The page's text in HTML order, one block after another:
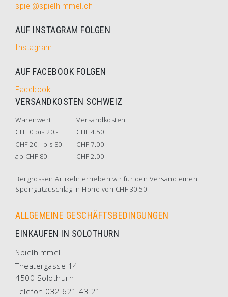
spiel@spielhimmel.ch
AUF INSTAGRAM FOLGEN
Instagram
AUF FACEBOOK FOLGEN
Facebook
VERSANDKOSTEN SCHWEIZ
Warenwert
Versandkosten
CHF 0 bis 20.-
CHF 4.50
CHF 20.- bis 80.-
CHF 7.00
ab CHF 80.-
CHF 2.00
Bei grossen Artikeln erheben wir für den Versand einen
Sperrgutzuschlag in Höhe von CHF 30.50
ALLGEMEINE GESCHÄFTSBEDINGUNGEN
EINKAUFEN IN SOLOTHURN
Spielhimmel
Theatergasse 14
4500 Solothurn
Telefon 032 621 43 21